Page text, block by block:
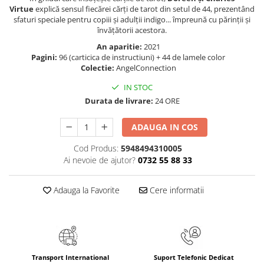
Elevi de 10 plus
Ma pregatesc pentru scoala
Clasa a VII-a
Clasa a VIII-a
Clasa pregatitoare
Limbi Straine
Povesti
Virtueexplică sensul fiecărei cărţi de tarot din setul de 44, prezentând
sfaturi speciale pentru copiii şi adulţii indigo... împreună cu părinţii şi
învăţătorii acestora.
An aparitie: 2021
Pagini: 96 (carticica de instructiuni) + 44 de lamele color
Colectie: AngelConnection
IN STOC
Durata de livrare: 24 ORE
ADAUGA IN COS
Cod Produs: 5948494310005
Ai nevoie de ajutor? 0732 55 88 33
Adauga la Favorite Cere informatii
Transport International Suport Telefonic Dedicat